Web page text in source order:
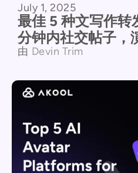
July 1, 2025
最佳 5 种文写作
分钟内社交帖子，
由 Devin Trim